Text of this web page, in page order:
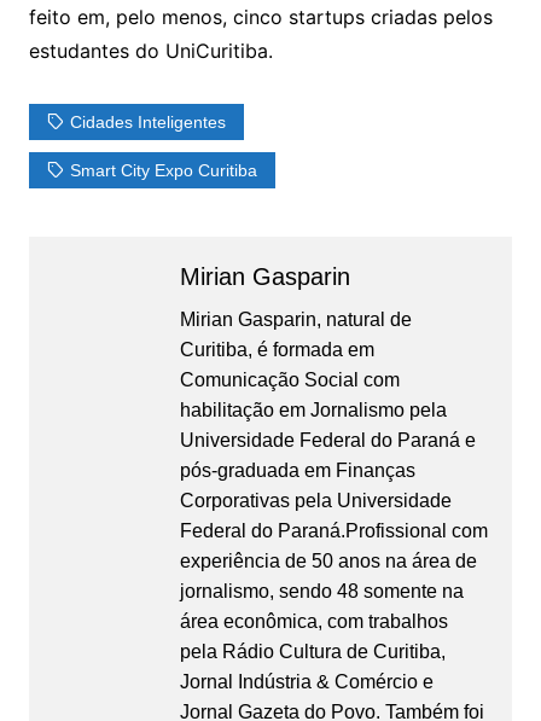
feito em, pelo menos, cinco startups criadas pelos
estudantes do UniCuritiba.
Cidades Inteligentes
Smart City Expo Curitiba
Mirian Gasparin
Mirian Gasparin, natural de
Curitiba, é formada em
Comunicação Social com
habilitação em Jornalismo pela
Universidade Federal do Paraná e
pós-graduada em Finanças
Corporativas pela Universidade
Federal do Paraná.Profissional com
experiência de 50 anos na área de
jornalismo, sendo 48 somente na
área econômica, com trabalhos
pela Rádio Cultura de Curitiba,
Jornal Indústria & Comércio e
Jornal Gazeta do Povo. Também foi